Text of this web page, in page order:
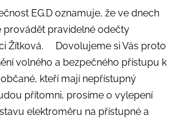
EG.D oznamuje, že ve dnech
provádět pravidelné odečty
Žítková. Dovolujeme si Vás proto
volného a bezpečného přístupu k
kteří mají nepřístupný
přítomni, prosíme o vylepení
elektroměru na přístupné a